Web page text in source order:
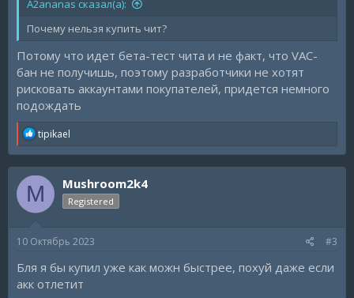
A2ananas сказал(а):
Почему нельзя купить чит?
Потому что идет бета-тест чита и не факт, что VAC-
бан не получишь, поэтому разработчики не хотят
рисковать аккаунтами покупателей, придется немного
подождать
R
a
c
i
o
:
tipikael
M Mushroom2k4
Registered
10 Октябрь 2023 #3
Бля я бы купил уже как можн быстрее, похуй даже если
акк отлетит